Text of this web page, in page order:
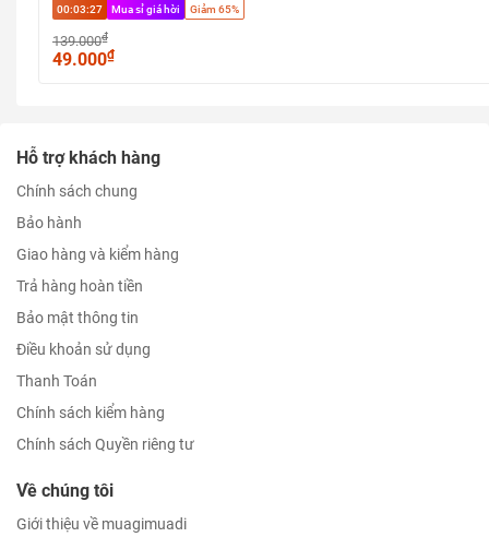
00:03:27 Mua sỉ giá hời Giảm 65%
139.000₫
49.000₫
Hỗ trợ khách hàng
Chính sách chung
Bảo hành
Giao hàng và kiểm hàng
Trả hàng hoàn tiền
Bảo mật thông tin
Điều khoản sử dụng
Thanh Toán
Chính sách kiểm hàng
Chính sách Quyền riêng tư
Về chúng tôi
Giới thiệu về muagimuadi